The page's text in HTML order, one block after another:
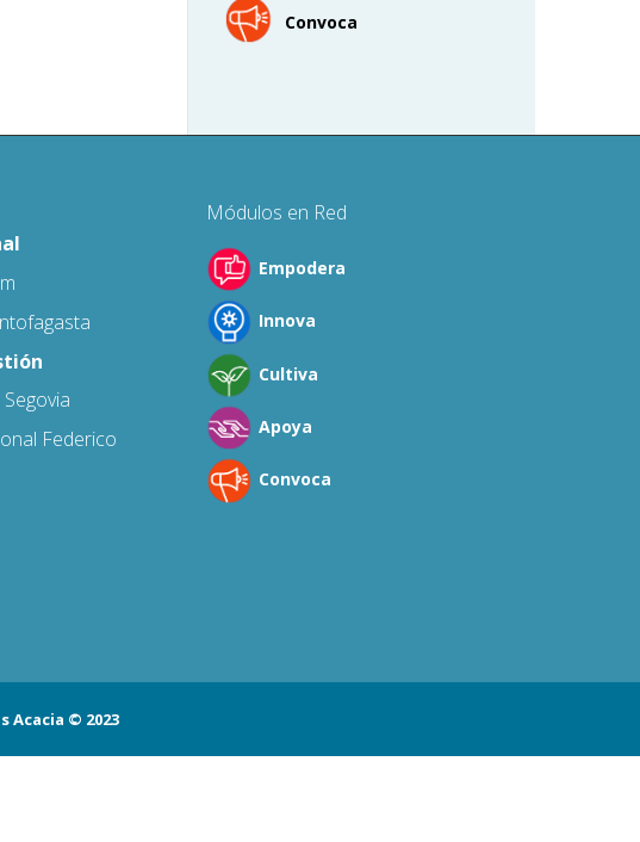
Convoca
Federico
Módulos en Red
Empodera
Innova
Cultiva
Apoya
Convoca
Acacia © 2023